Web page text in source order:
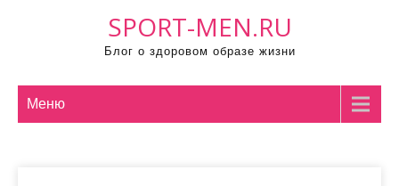
SPORT-MEN.RU
Блог о здоровом образе жизни
Меню